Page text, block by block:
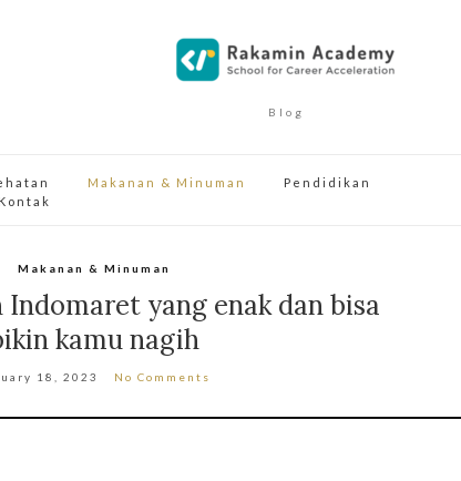
Blog
Makanan & Minuman
Pendidikan
Kontak
Makanan & Minuman
Indomaret yang enak dan bisa
kamu nagih
18, 2023 No Comments